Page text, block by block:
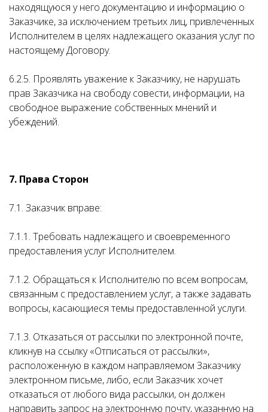
находящуюся у него документацию и информацию о
Заказчике, за исключением третьих лиц, привлеченных
Исполнителем в целях надлежащего оказания услуг по
настоящему Договору.
6.2.5. Проявлять уважение к Заказчику, не нарушать
прав Заказчика на свободу совести, информации, на
свободное выражение собственных мнений и
убеждений.
7. Права Сторон
7.1. Заказчик вправе:
7.1.1. Требовать надлежащего и своевременного
предоставления услуг Исполнителем.
7.1.2. Обращаться к Исполнителю по всем вопросам,
связанным с предоставлением услуг, а также задавать
вопросы, касающиеся темы предоставленной услуги.
7.1.3. Отказаться от рассылки по электронной почте,
кликнув на ссылку «Отписаться от рассылки»,
расположенную в каждом направляемом Заказчику
электронном письме, либо, если Заказчик хочет
отказаться от любого вида рассылки, он должен
направить запрос на электронную почту, указанную на